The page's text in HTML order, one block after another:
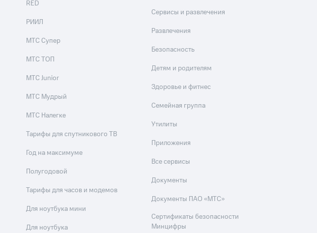
RED
РИИЛ
МТС Супер
МТС ТОП
МТС Junior
МТС Мудрый
МТС Налегке
Тарифы для спутникового ТВ
Год на максимуме
Полугодовой
Тарифы для часов и модемов
Для ноутбука мини
Для ноутбука
Сервисы и развлечения
Развлечения
Безопасность
Детям и родителям
Здоровье и фитнес
Семейная группа
Утилиты
Приложения
Все сервисы
Документы
Документы ПАО «МТС»
Сертификаты безопасности
Минцифры